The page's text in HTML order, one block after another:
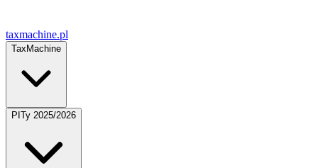
taxmachine.pl
TaxMachine
PITy 2025/2026